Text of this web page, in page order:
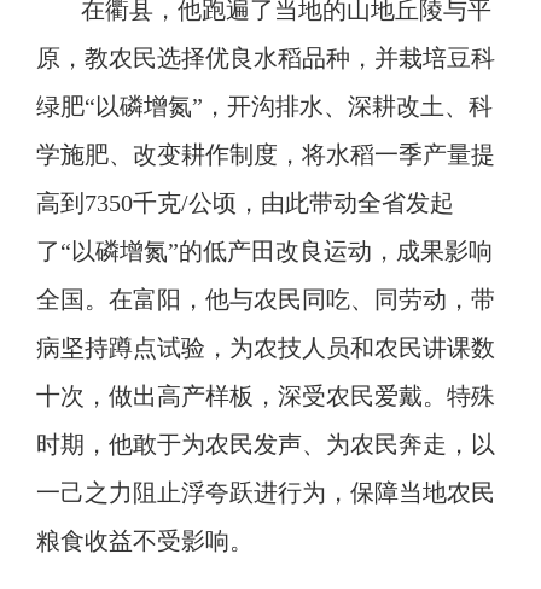
在衢县，他跑遍了当地的山地丘陵与平
原，教农民选择优良水稻品种 ，并栽培豆科
绿肥“以磷增氮” ，开沟排水、深耕改土、科
学施肥、改变耕作制度 ，将水稻一季产量提
高到 7350千克/公顷 ，由此带动全省发起
了“以磷增氮”的低产田改良运动，成果影响
全国。在富阳，他与农民同吃、同劳动 ，带
病坚持蹲点试验，为农技人员和农民讲课数
十次，做出高产样板 ，深受农民爱戴。特殊
时期，他敢于为农民发声、为农民奔走，以
一己之力阻止浮夸跃进行为，保障当地农民
粮食收益不受影响。